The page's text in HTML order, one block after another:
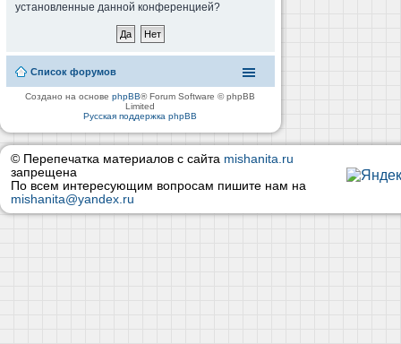
установленные данной конференцией?
Список форумов
Создано на основеphpBB® Forum Software © phpBB
Limited
Русская поддержка phpBB
© Перепечатка материалов с сайта mishanita.ru
запрещена
По всем интересующим вопросам пишите нам на
mishanita@yandex.ru